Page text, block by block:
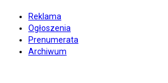
Reklama
Ogłoszenia
Prenumerata
Archiwum